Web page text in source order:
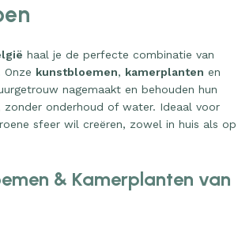
haal je de perfecte combinatie van
Onze kunstbloemen, kamerplanten en
nagemaakt en behouden hun
zonder onderhoud of water. Ideaal voor
sfeer wil creëren, zowel in huis als op
& Kamerplanten van